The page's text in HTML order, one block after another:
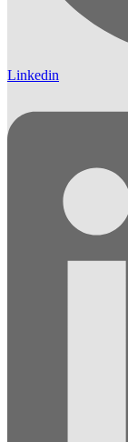
Linkedin